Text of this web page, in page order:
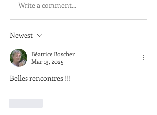
Write a comment...
Newest
Béatrice Boscher
Mar 13, 2025
Belles rencontres !!!